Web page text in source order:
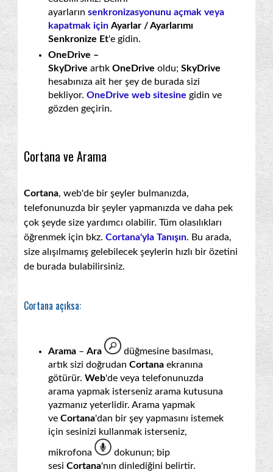
ayarların senkronizasyonunu açmak veya
kapatmak için Ayarlar / Ayarlarımı
Senkronize Et'e gidin.
OneDrive –
SkyDrive artık OneDrive oldu; SkyDrive
hesabınıza ait her şey de burada sizi
bekliyor. OneDrive web sitesine gidin ve
gözden geçirin.
Cortana ve Arama
Cortana, web'de bir şeyler bulmanızda,
telefonunuzda bir şeyler yapmanızda ve daha pek
çok şeyde size yardımcı olabilir. Tüm olasılıkları
öğrenmek için bkz. Cortana'yla Tanışın. Bu arada,
size alışılmamış gelebilecek şeylerin hızlı bir özetini
de burada bulabilirsiniz.
Cortana açıksa:
Arama – Ara
düğmesine basılması,
artık sizi doğrudan Cortana ekranına
götürür. Web'de veya telefonunuzda
arama yapmak isterseniz arama kutusuna
yazmanız yeterlidir. Arama yapmak
ve Cortana'dan bir şey yapmasını istemek
için sesinizi kullanmak isterseniz,
mikrofona
dokunun; bip
sesi Cortana'nın dinlediğini belirtir.